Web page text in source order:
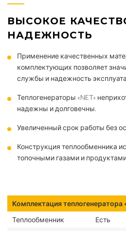
ВЫСОКОЕ
НАДЕЖНОСТЬ
Применение качественных
комплектующих позволяет
службы и надежность
Теплогенераторы «NET»
надежны и долговечны.
Увеличенный срок работы без
Конструкция теплообменника
топочными газами и
Комплектация теплогенератора
Теплообменник
Есть